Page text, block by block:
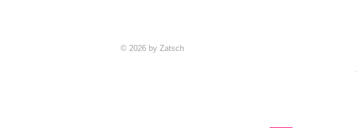
© 2026 by Zatsch